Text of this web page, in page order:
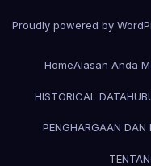
Proudly powered by
HomeAlasan Anda
HISTORICAL DATA
PENGHARGAAN DAN